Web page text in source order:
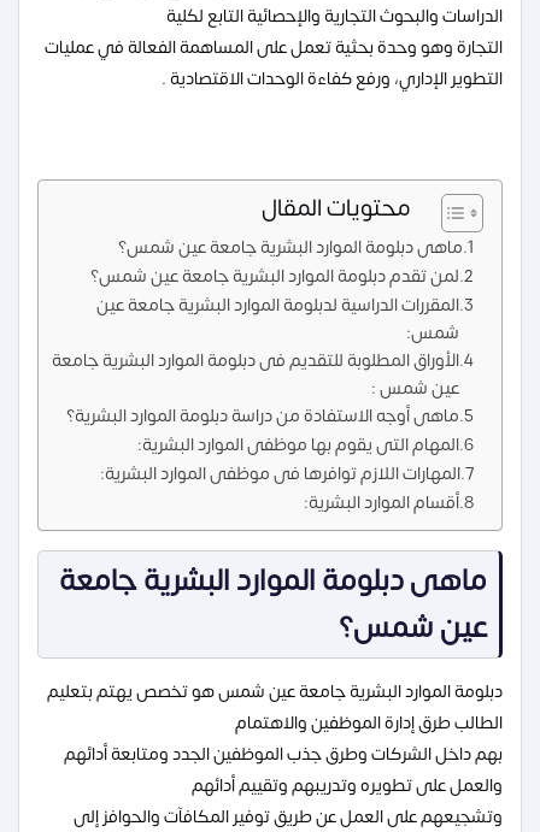
الدراسات والبحوث التجارية والإحصائية التابع لكلية
التجارة وهو وحدة بحثية تعمل على المساهمة الفعالة في عمليات
التطوير الإداري، ورفع كفاءة الوحدات الاقتصادية .
محتويات المقال
ماهى دبلومة الموارد البشرية جامعة عين شمس؟
لمن تقدم دبلومة الموارد البشرية جامعة عين شمس؟
المقررات الدراسية لدبلومة الموارد البشرية جامعة عين
شمس:
الأوراق المطلوبة للتقديم فى دبلومة الموارد البشرية جامعة
عين شمس :
ماهى أوجه الاستفادة من دراسة دبلومة الموارد البشرية؟
المهام التى يقوم بها موظفى الموارد البشرية:
المهارات اللازم توافرها فى موظفى الموارد البشرية:
أقسام الموارد البشرية:
ماهى دبلومة الموارد البشرية جامعة
عين شمس؟
دبلومة الموارد البشرية جامعة عين شمس هو تخصص يهتم بتعليم
الطالب طرق إدارة الموظفين والاهتمام
بهم داخل الشركات وطرق جذب الموظفين الجدد ومتابعة أدائهم
والعمل على تطويره وتدريبهم وتقييم أدائهم
وتشجيعهم على العمل عن طريق توفير المكافآت والحوافز إلى